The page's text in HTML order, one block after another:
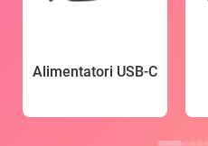
Alimentatori USB-C